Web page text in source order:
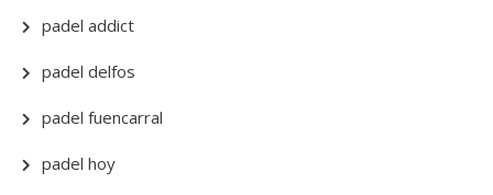
padel addict
padel delfos
padel fuencarral
padel hoy